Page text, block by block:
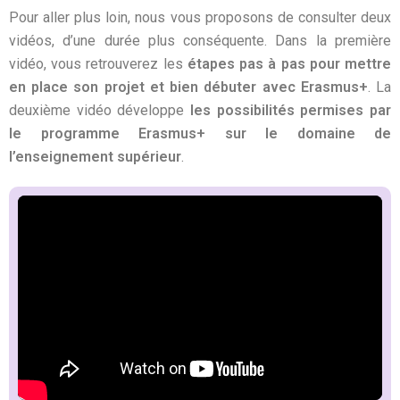
Pour aller plus loin, nous vous proposons de consulter deux
vidéos, d’une durée plus conséquente. Dans la première
vidéo, vous retrouverez les étapes pas à pas pour mettre
en place son projet et bien débuter avec Erasmus+ . La
deuxième vidéo développe les possibilités permises par
le programme Erasmus+ sur le domaine de
l’enseignement supérieur